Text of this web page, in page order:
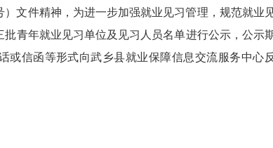
文件精神，为进一步加强就业见习管理，规范就业
批青年就业见习单位及 见习人员名单进行公示，公示
或信函等形式向武乡县就业保障信息交流服务中心